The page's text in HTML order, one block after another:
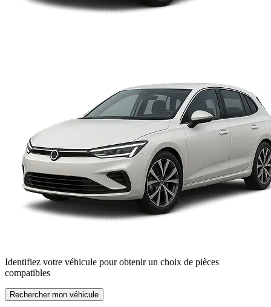
Identifiez votre véhicule pour obtenir un choix de pièces
compatibles
Rechercher mon véhicule